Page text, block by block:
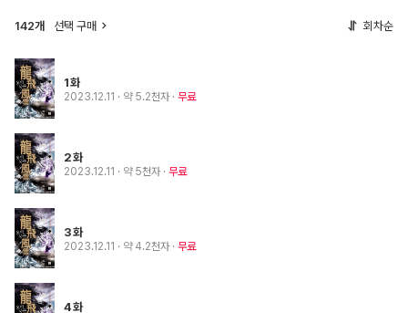
142개 선택 구매 회차순
1화
2023.12.11 · 약 5.2천자 무료
2화
2023.12.11 · 약 5천자 무료
3화
2023.12.11 · 약 4.2천자 무료
4화